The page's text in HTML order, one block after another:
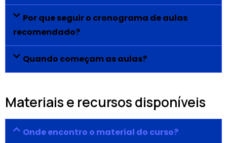
Por que seguir o cronograma de aulas
recomendado?
Quando começam as aulas?
Materiais e recursos disponíveis
Onde encontro o material do curso?